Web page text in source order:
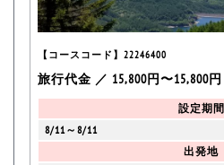
【コースコード】22246400
旅行代金 ／ 15,800円〜15,800円
設定期間
8/11～8/11
出発地